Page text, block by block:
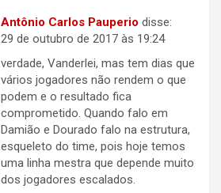
Antônio Carlos Pauperio disse:
29 de outubro de 2017 às 19:24
verdade, Vanderlei, mas tem dias que
vários jogadores não rendem o que
podem e o resultado fica
comprometido. Quando falo em
Damião e Dourado falo na estrutura,
esqueleto do time, pois hoje temos
uma linha mestra que depende muito
dos jogadores escalados.